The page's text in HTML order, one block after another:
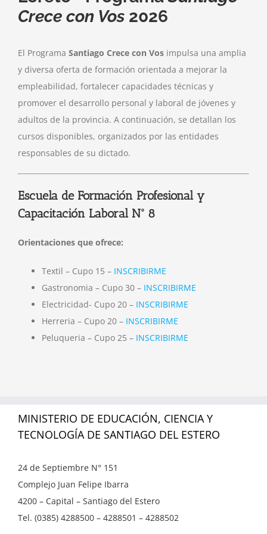
Crece con Vos2026
El Programa Santiago Crece con Vosimpulsa una amplia
y diversa oferta de formación orientada a mejorar la
empleabilidad, fortalecer capacidades técnicas y
promover el desarrollo personal y laboral de jóvenes y
adultos de la provincia. A continuación, se detallan los
cursos disponibles, organizados por las entidades
responsables de su dictado.
Escuela de Formación Profesional y
Capacitación Laboral Nº 8
Orientaciones que ofrece:
Textil – Cupo 15 – INSCRIBIRME
Gastronomia – Cupo 30 – INSCRIBIRME
Electricidad- Cupo 20 – INSCRIBIRME
Herreria – Cupo 20 – INSCRIBIRME
Peluqueria – Cupo 25 – INSCRIBIRME
MINISTERIO DE EDUCACIÓN, CIENCIA Y
TECNOLOGÍA DE SANTIAGO DEL ESTERO
24 de Septiembre N° 151
Complejo Juan Felipe Ibarra
4200 – Capital – Santiago del Estero
Tel. (0385) 4288500 – 4288501 – 4288502